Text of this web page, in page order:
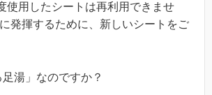
使用したシートは再利用できませ
発揮するために、新しいシートをご
湯」なのですか？